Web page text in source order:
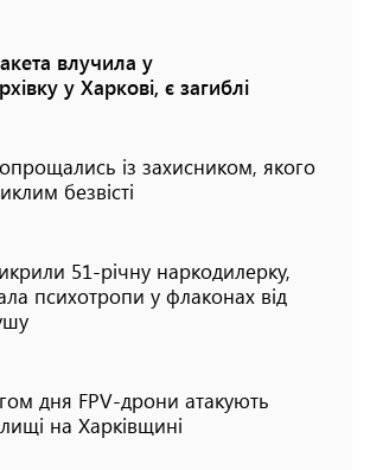
влучила у
у Харкові, є загиблі
із захисником, якого
безвісті
51-річну наркодилерку,
психотропи у флаконах від
дня FPV-дрони атакують
на Харківщині